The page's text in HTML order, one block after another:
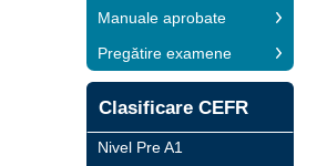
Manuale aprobate
Pregătire examene
Clasificare CEFR
Nivel Pre A1